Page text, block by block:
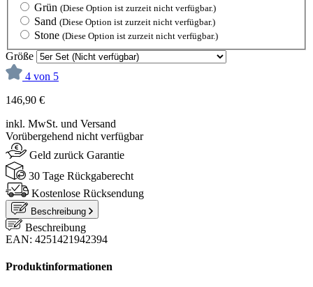
Grün (Diese Option ist zurzeit nicht verfügbar.)
Sand (Diese Option ist zurzeit nicht verfügbar.)
Stone (Diese Option ist zurzeit nicht verfügbar.)
Größe
4 von 5
146,90 €
inkl. MwSt. und Versand
Vorübergehend nicht verfügbar
Geld zurück Garantie
30 Tage Rückgaberecht
Kostenlose Rücksendung
Beschreibung
Beschreibung
EAN: 4251421942394
Produktinformationen